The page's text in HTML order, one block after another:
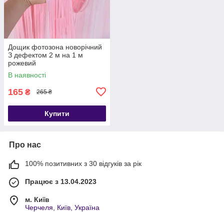
Дощик фотозона новорічний
З дефектом 2 м на 1 м
рожевий
В наявності
165 ₴ 265 ₴
Купити
Про нас
100% позитивних з 30 відгуків за рік
Працює з 13.04.2023
м. Київ
Черчеля, Київ, Україна